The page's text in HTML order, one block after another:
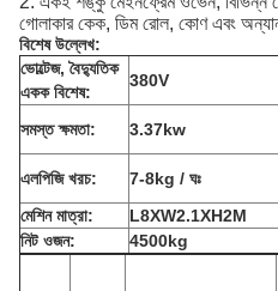
গোলাকার কেক, ডিম রোল, কোণ এবং
বিশেষ উল্লেখ:
ভোল্টেজ, বৈদ্যুতিক
একক বিশেষ:
380V
সমস্ত ক্ষমতা: 3.37kw
এলপিজি খরচ:
7-8kg / ঘঃ
মেশিন মাত্রা:
L8XW2.1XH2M
নিট ওজন:
4500kg